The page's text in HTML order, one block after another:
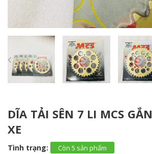
DĨA TẢI SÊN 7 LI MCS
XE
Tình trạng: Còn 5 sản phẩm